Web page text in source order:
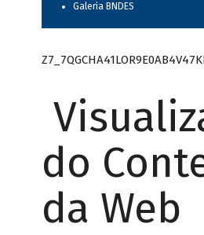
Galeria BNDES
do
da Web